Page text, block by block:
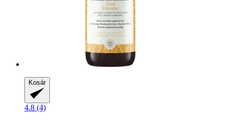
Kosár
4.8 (4)